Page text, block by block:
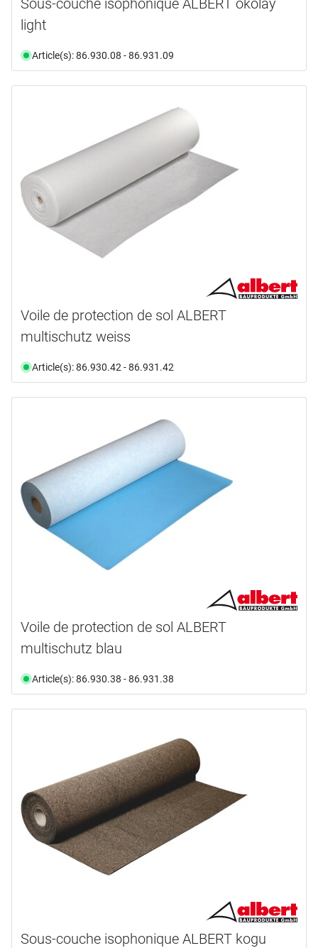
Sous-couche isophonique ALBERT ökolay
light
Article(s): 86.930.08 - 86.931.09
Voile de protection de sol ALBERT
multischutz weiss
Article(s): 86.930.42 - 86.931.42
Voile de protection de sol ALBERT
multischutz blau
Article(s): 86.930.38 - 86.931.38
Sous-couche isophonique ALBERT kogu